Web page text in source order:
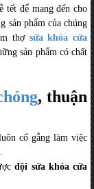
tết để mang đến cho
sản phẩm của chúng
thợ sửa khóa cửa
sản phẩm có chất
, thuận
cố gắng làm việc
đội sửa khóa cửa